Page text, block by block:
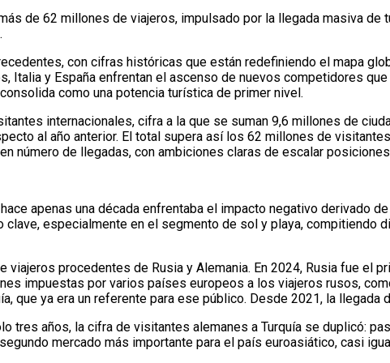
de 62 millones de viajeros, impulsado por la llegada masiva
con cifras históricas que están redefiniendo el mapa
Italia y España enfrentan el ascenso de nuevos competidores
como una potencia turística de primer nivel.
internacionales, cifra a la que se suman 9,6 millones de
al año anterior. El total supera así los 62 millones de
número de llegadas, con ambiciones claras de escalar
apenas una década enfrentaba el impacto negativo derivado
clave, especialmente en el segmento de sol y playa, compitiendo
procedentes de Rusia y Alemania. En 2024, Rusia fue el
impuestas por varios países europeos a los viajeros rusos,
que ya era un referente para ese público. Desde 2021, la llegada
tres años, la cifra de visitantes alemanes a Turquía se duplicó:
mercado más importante para el país euroasiático, casi